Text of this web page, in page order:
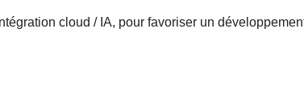
cloud / IA, pour favoriser un